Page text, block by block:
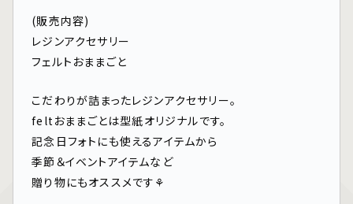
(販売内容)
レジンアクセサリー
フェルトおままごと
こだわりが詰まったレジンアクセサリー。
feltおままごとは型紙オリジナルです。
記念日フォトにも使えるアイテムから⁡
季節＆イベントアイテムなど⁡
贈り物にもオススメです⚘⁡